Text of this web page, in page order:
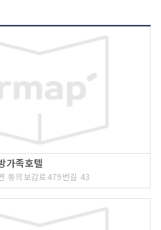
가족호텔
동의보감로479번길 43